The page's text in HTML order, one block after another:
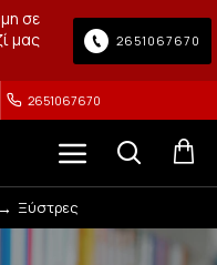
σε
μας
2651067670
2651067670
Ξύστρες